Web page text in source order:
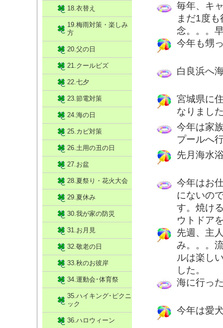
毎年、キ
まだ1度
念。。。
今年も甥
白良浜へ
宮城県に
なりまし
今年は家
プールへ
先月海水
今年はお
にないの
す。焼け
ウトドア
先週、主
み。。。
ルは楽し
した。
海に行っ
今年は愛
18.衣替え
19.梅雨対策・楽しみ
方
20.父の日
21.クールビズ
22.七夕
23.節電対策
24.海の日
25.カビ対策
26.土用の丑の日
27.お盆
28.夏祭り・花火大会
29.夏休み
30.我が家の防災
31.お月見
32.敬老の日
33.秋のお彼岸
34.運動会･体育祭
35.ハイキング･ピクニ
ック
36.ハロウィーン